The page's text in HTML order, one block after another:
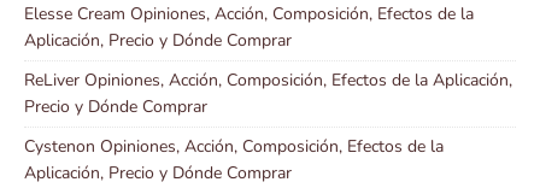
Elesse Cream Opiniones, Acción, Composición, Efectos de la
Aplicación, Precio y Dónde Comprar
ReLiver Opiniones, Acción, Composición, Efectos de la Aplicación,
Precio y Dónde Comprar
Cystenon Opiniones, Acción, Composición, Efectos de la
Aplicación, Precio y Dónde Comprar